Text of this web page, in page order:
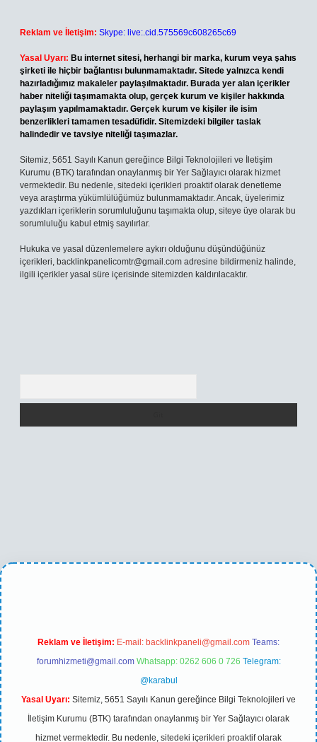
Reklam ve İletişim: Skype: live:.cid.575569c608265c69
Yasal Uyarı: Bu internet sitesi, herhangi bir marka, kurum veya şahıs
şirketi ile hiçbir bağlantısı bulunmamaktadır. Sitede yalnızca kendi
hazırladığımız makaleler paylaşılmaktadır. Burada yer alan içerikler
haber niteliği taşımamakta olup, gerçek kurum ve kişiler hakkında
paylaşım yapılmamaktadır. Gerçek kurum ve kişiler ile isim
benzerlikleri tamamen tesadüfidir. Sitemizdeki bilgiler taslak
halindedir ve tavsiye niteliği taşımazlar.
Sitemiz, 5651 Sayılı Kanun gereğince Bilgi Teknolojileri ve İletişim
Kurumu (BTK) tarafından onaylanmış bir Yer Sağlayıcı olarak hizmet
vermektedir. Bu nedenle, sitedeki içerikleri proaktif olarak denetleme
veya araştırma yükümlülüğümüz bulunmamaktadır. Ancak, üyelerimiz
yazdıkları içeriklerin sorumluluğunu taşımakta olup, siteye üye olarak bu
sorumluluğu kabul etmiş sayılırlar.
Hukuka ve yasal düzenlemelere aykırı olduğunu düşündüğünüz
içerikleri, backlinkpanelicomtr@gmail.com adresine bildirmeniz halinde,
ilgili içerikler yasal süre içerisinde sitemizden kaldırılacaktır.
yeni giriş
Reklam ve İletişim: E-mail: backlinkpaneli@gmail.com Teams:
forumhizmeti@gmail.com Whatsapp: 0262 606 0 726 Telegram:
@karabul
Yasal Uyarı: Sitemiz, 5651 Sayılı Kanun gereğince Bilgi Teknolojileri ve
İletişim Kurumu (BTK) tarafından onaylanmış bir Yer Sağlayıcı olarak
hizmet vermektedir. Bu nedenle, sitedeki içerikleri proaktif olarak